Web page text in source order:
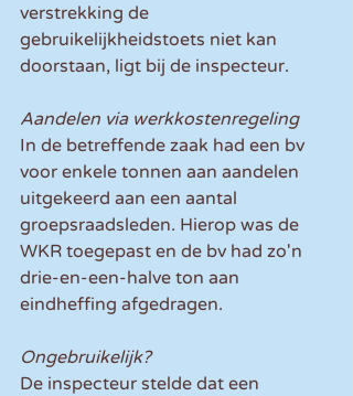
verstrekking de
gebruikelijkheidstoets niet kan
doorstaan, ligt bij de inspecteur.
Aandelen via werkkostenregeling
In de betreffende zaak had een bv
voor enkele tonnen aan aandelen
uitgekeerd aan een aantal
groepsraadsleden. Hierop was de
WKR toegepast en de bv had zo'n
drie-en-een-halve ton aan
eindheffing afgedragen.
Ongebruikelijk?
De inspecteur stelde dat een